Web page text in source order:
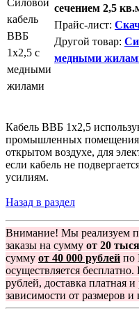
сечением 2,5
Прайс-лист:
Другой товар:
медными
Кабель ВВБ 1х2,5
промышленных
открытом воздухе, для
если кабель не
усилиям.
Назад в раздел
Внимание! Мы реализуем
заказы на сумму от 20
сумму от 40 000 рублей по
осуществляется
рублей, доставка платная
зависимости от размеров и